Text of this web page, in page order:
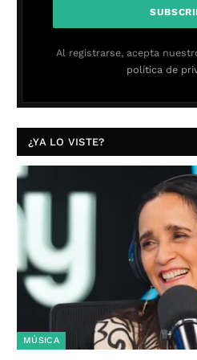
Al registrarse, acepta
política de
¿YA LO VISTE?
MÚSICA